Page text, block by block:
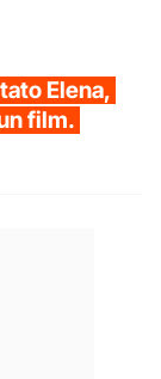
Elena,
film.